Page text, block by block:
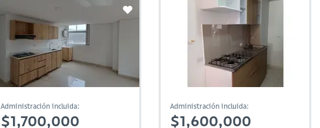
Administración incluida:
$1,700,000
Administración incluida:
$1,600,000